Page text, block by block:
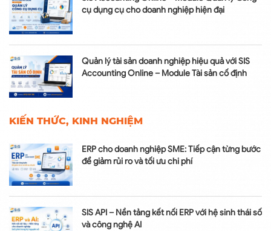
cụ dụng cụ cho doanh nghiệp hiện đại
Quản lý tài sản doanh nghiệp hiệu quả với SIS
Accounting Online – Module Tài sản cố định
KIẾN THỨC, KINH NGHIỆM
ERP cho doanh nghiệp SME: Tiếp cận từng bước
để giảm rủi ro và tối ưu chi phí
SIS API – Nền tảng kết nối ERP với hệ sinh thái số
và công nghệ AI